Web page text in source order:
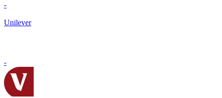
-
Unilever
-